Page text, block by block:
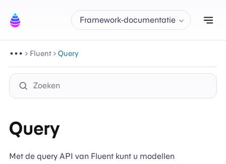
Framework-documentatie
Fluent Query
Query
Met de query API van Fluent kunt u modellen